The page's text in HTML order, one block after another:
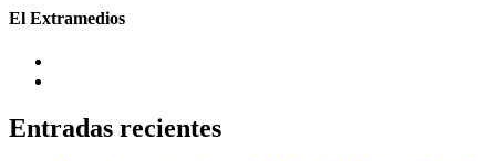
El Extramedios
Entradas recientes